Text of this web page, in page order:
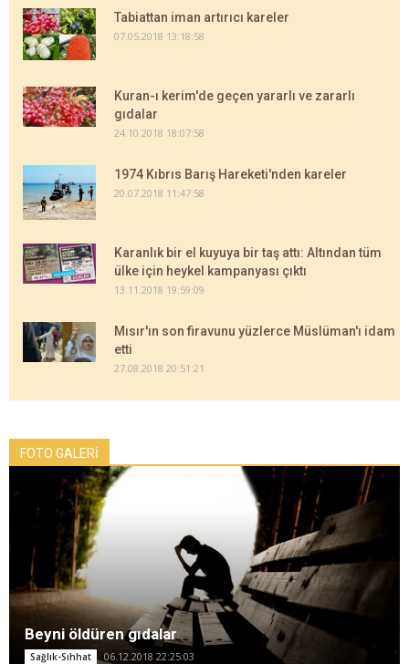
Tabiattan iman artırıcı kareler
07.05.2018 13:18:58
Kuran-ı kerim'de geçen yararlı ve zararlı
gıdalar
24.10.2018 18:07:58
1974 Kıbrıs Barış Hareketi'nden kareler
20.07.2018 11:47:58
Karanlık bir el kuyuya bir taş attı: Altından tüm
ülke için heykel kampanyası çıktı
13.11.2018 19:59:09
Mısır'ın son firavunu yüzlerce Müslüman'ı idam
etti
27.08.2018 20:51:21
FOTO GALERİ
Beyni öldüren gıdalar
Sağlık-Sıhhat 06.12.2018 22:25:03